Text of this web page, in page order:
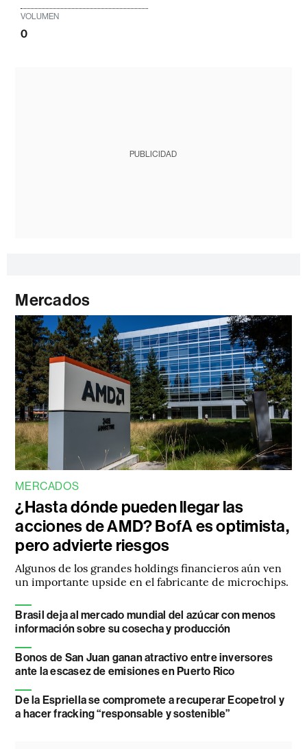
VOLUMEN
0
PUBLICIDAD
Mercados
MERCADOS
¿Hasta dónde pueden llegar las
acciones de AMD? BofA es optimista,
pero advierte riesgos
Algunos de los grandes holdings financieros aún ven
un importante upside en el fabricante de microchips.
Brasil deja al mercado mundial del azúcar con menos
información sobre su cosecha y producción
Bonos de San Juan ganan atractivo entre inversores
ante la escasez de emisiones en Puerto Rico
De la Espriella se compromete a recuperar Ecopetrol y
a hacer fracking “responsable y sostenible”